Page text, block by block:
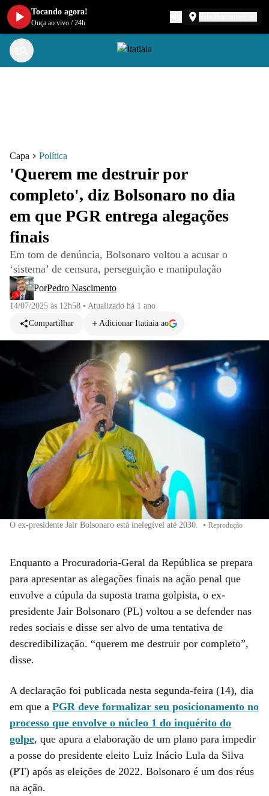
Capa Política
'Querem me destruir por
completo', diz Bolsonaro no dia
em que PGR entrega alegações
finais
Em tom de denúncia, Bolsonaro voltou a acusar o
‘sistema’ de censura, perseguição e manipulação
PorPedro Nascimento
14/07/2025 às 12h58 • Atualizado há 1 ano
Compartilhar
Adicionar Itatiaia ao
O ex-presidente Jair Bolsonaro está inelegível até 2030. • Reprodução
Enquanto a Procuradoria-Geral da República se prepara
para apresentar as alegações finais na ação penal que
envolve a cúpula da suposta trama golpista, o ex-
presidente Jair Bolsonaro (PL) voltou a se defender nas
redes sociais e disse ser alvo de uma tentativa de
descredibilização. “querem me destruir por completo”,
disse.
A declaração foi publicada nesta segunda-feira (14), dia
em que a PGR deve formalizar seu posicionamento no
processo que envolve o núcleo 1 do inquérito do
golpe, que apura a elaboração de um plano para impedir
a posse do presidente eleito Luiz Inácio Lula da Silva
(PT) após as eleições de 2022. Bolsonaro é um dos réus
na ação.
Tocando agora!
Ouça ao vivo /24h